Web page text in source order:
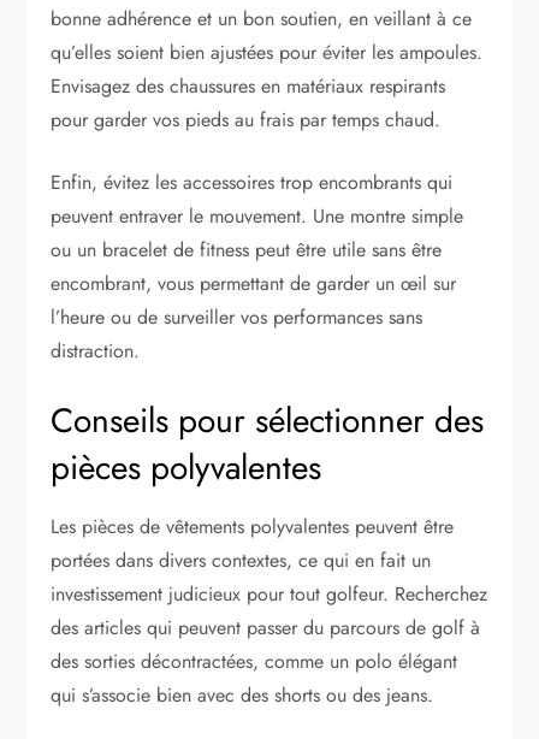
bonne adhérence et un bon soutien, en veillant à ce
qu’elles soient bien ajustées pour éviter les ampoules.
Envisagez des chaussures en matériaux respirants
pour garder vos pieds au frais par temps chaud.
Enfin, évitez les accessoires trop encombrants qui
peuvent entraver le mouvement. Une montre simple
ou un bracelet de fitness peut être utile sans être
encombrant, vous permettant de garder un œil sur
l’heure ou de surveiller vos performances sans
distraction.
Conseils pour sélectionner des
pièces polyvalentes
Les pièces de vêtements polyvalentes peuvent être
portées dans divers contextes, ce qui en fait un
investissement judicieux pour tout golfeur. Recherchez
des articles qui peuvent passer du parcours de golf à
des sorties décontractées, comme un polo élégant
qui s’associe bien avec des shorts ou des jeans.